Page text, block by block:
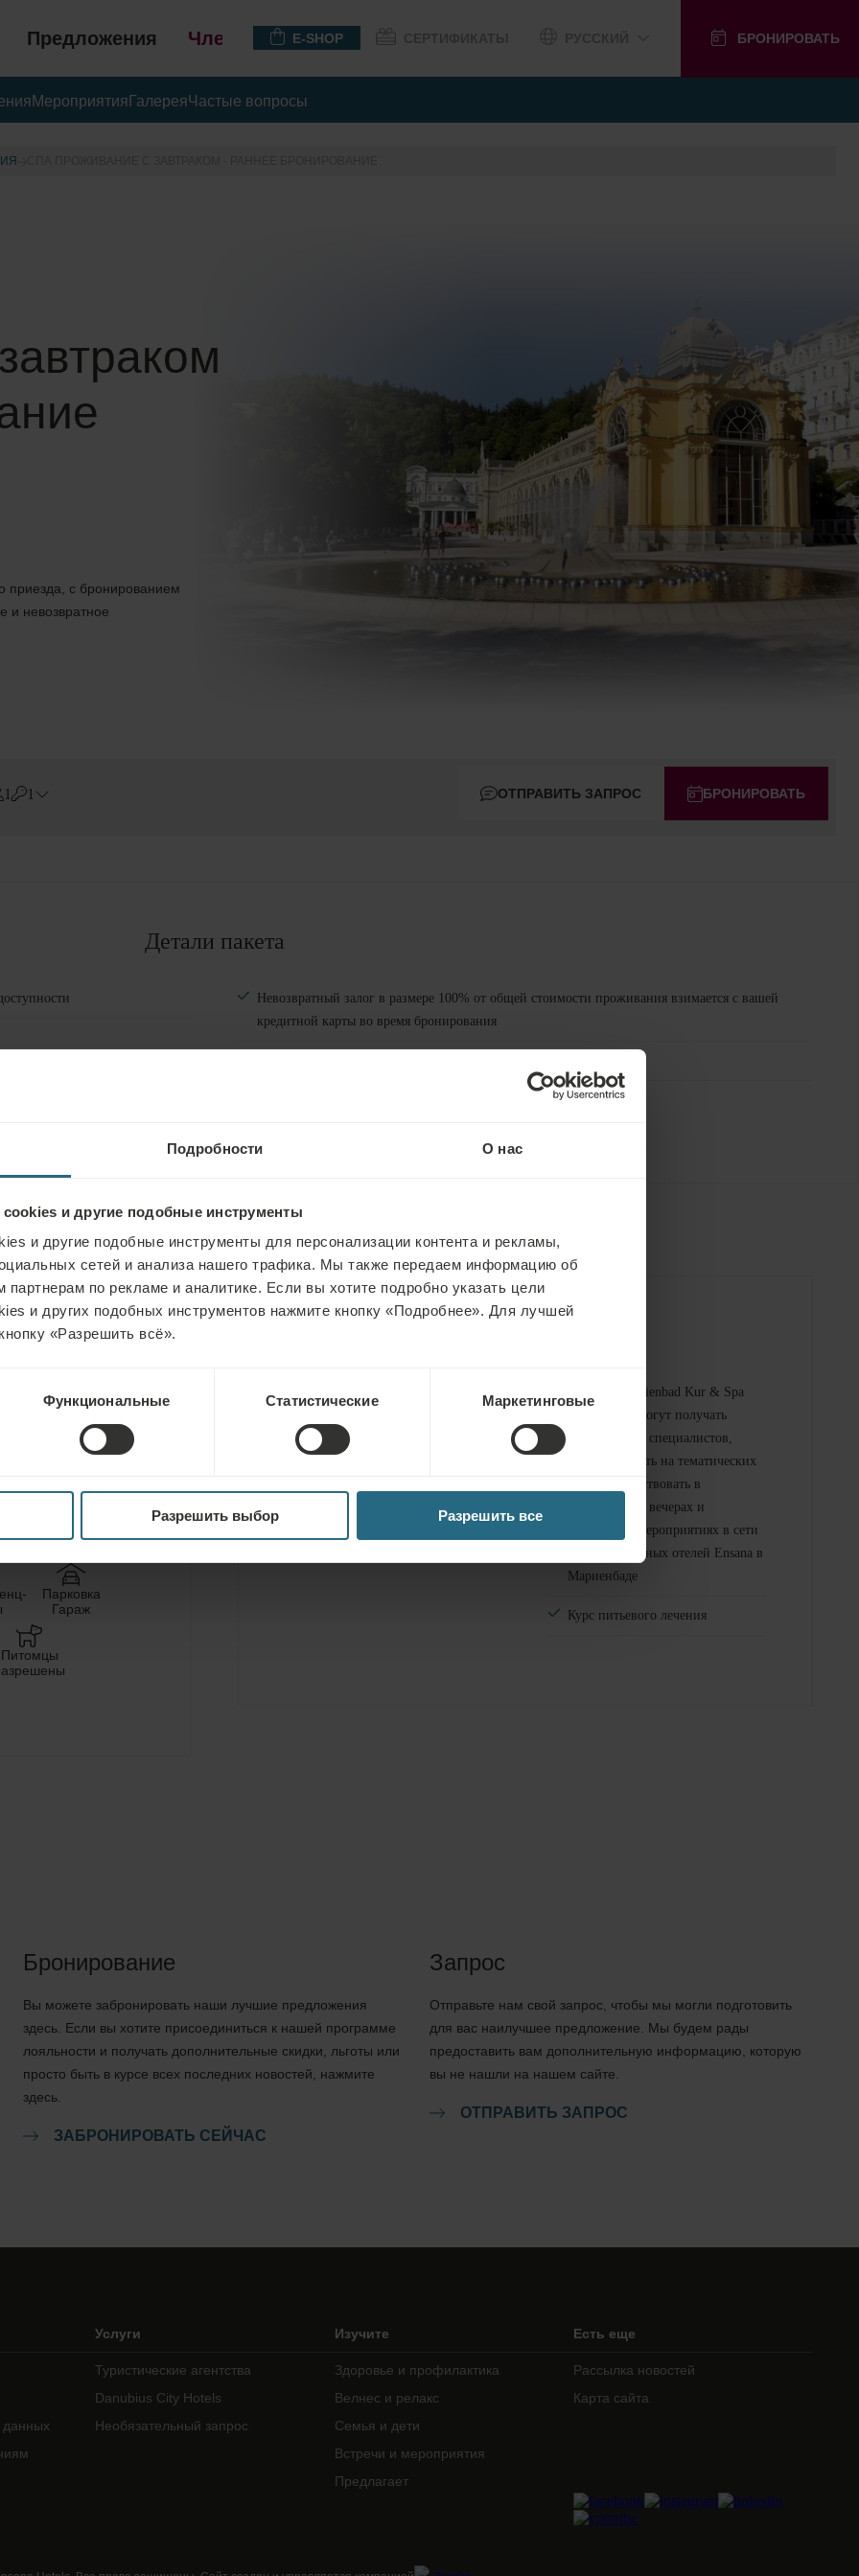
Подробности О нас
и другие подобные инструменты
и другие подобные инструменты для персонализации контента и рекламы,
сетей и анализа нашего трафика. Мы также передаем информацию об
партнерам по рекламе и аналитике. Если вы хотите подробно указать цели
и других подобных инструментов нажмите кнопку «Подробнее». Для лучшей
«Разрешить всё».
Функциональные Статистические Маркетинговые
Разрешить выбор Разрешить все
Предложения Членство E-SHOP БРОНИРОВАТЬ
Мероприятия ГалереяЧастые вопросы
приезда, с бронированием
и невозвратное
1 1 БРОНИРОВАТЬ
ОТПРАВИТЬ ЗАПРОС
Детали пакета
Невозвратный залог в размере 100% от общей стоимости проживания взимается с вашей
кредитной карты во время бронирования
Парковка
Гараж
Питомцы
Бесплатное посещение спа-зоны
Бесплатное посещение фитнес-
С картой Marienbad Kur & Spa
гости отеля могут получать
консультации специалистов,
присутствовать на тематических
лекциях, участвовать в
музыкальных вечерах и
культурных мероприятиях в сети
оздоровительных отелей Ensana в
Мариенбаде
Курс питьевого лечения
Бронирование
Вы можете забронировать наши лучшие предложения
здесь. Если вы хотите присоединиться к нашей программе
лояльности и получать дополнительные скидки, льготы или
просто быть в курсе всех последних новостей, нажмите
здесь.
ЗАБРОНИРОВАТЬ СЕЙЧАС
Запрос
Отправьте нам свой запрос, чтобы мы могли подготовить
для вас наилучшее предложение. Мы будем рады
предоставить вам дополнительную информацию, которую
вы не нашли на нашем сайте.
ОТПРАВИТЬ ЗАПРОС
Услуги
Туристические агентства
Danubius City Hotels
Необязательный запрос
Изучите
Здоровье и профилактика
Велнес и релакс
Семья и дети
Встречи и мероприятия
Предлагает
Есть еще
Рассылка новостей
Карта сайта